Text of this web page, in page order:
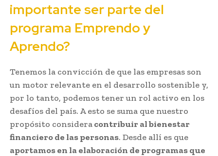
importante ser parte del
programa Emprendo y
Aprendo?
Tenemos la convicción de que las empresas son
un motor relevante en el desarrollo sostenible y,
por lo tanto, podemos tener un rol activo en los
desafíos del país. A esto se suma que nuestro
propósito consideracontribuir al bienestar
financiero de las personas. Desde allí es que
aportamos en la elaboración de programas que